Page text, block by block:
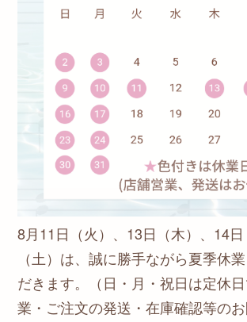
8月11日（火）、13日（木）、14
（土）は、誠に勝手ながら夏季休
だきます。（日・月・祝日は定休
業・ご注文の発送・在庫確認等の